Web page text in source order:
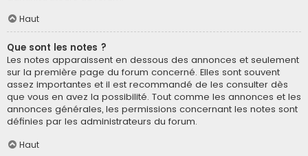
Haut
Que sont les notes ?
Les notes apparaissent en dessous des annonces et seulement
sur la première page du forum concerné. Elles sont souvent
assez importantes et il est recommandé de les consulter dès
que vous en avez la possibilité. Tout comme les annonces et les
annonces générales, les permissions concernant les notes sont
définies par les administrateurs du forum.
Haut